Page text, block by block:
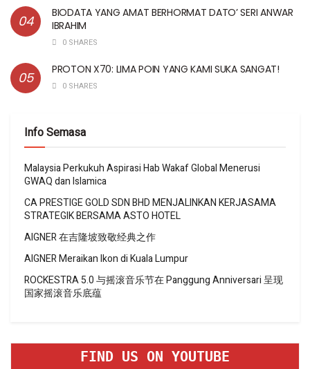
BIODATA YANG AMAT BERHORMAT DATO’ SERI ANWAR
IBRAHIM
0 SHARES
PROTON X70: LIMA POIN YANG KAMI SUKA SANGAT!
0 SHARES
Info Semasa
Malaysia Perkukuh Aspirasi Hab Wakaf Global Menerusi
GWAQ dan Islamica
CA PRESTIGE GOLD SDN BHD MENJALINKAN KERJASAMA
STRATEGIK BERSAMA ASTO HOTEL
AIGNER 在吉隆坡致敬经典之作
AIGNER Meraikan Ikon di Kuala Lumpur
ROCKESTRA 5.0 与摇滚音乐节在 Panggung Anniversari 呈现
国家摇滚音乐底蕴
FIND US ON YOUTUBE